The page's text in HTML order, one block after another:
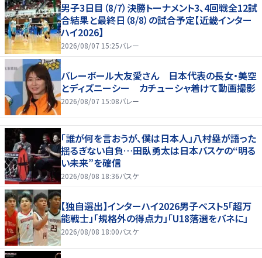
男子3日目（8/7）決勝トーナメント3、4回戦全12試
合結果と最終日（8/8）の試合予定【近畿インター
ハイ2026】
2026/08/07 15:25バレー
バレーボール大友愛さん 日本代表の長女・美空
とディズニーシー カチューシャ着けて動画撮影
2026/08/07 15:08バレー
「誰が何を言おうが、僕は日本人」八村塁が語った
揺るぎない自負…田臥勇太は日本バスケの“明る
い未来”を確信
2026/08/08 18:36バスケ
【独自選出】インターハイ2026男子ベスト5「超万
能戦士」「規格外の得点力」「U18落選をバネに」
2026/08/08 18:00バスケ